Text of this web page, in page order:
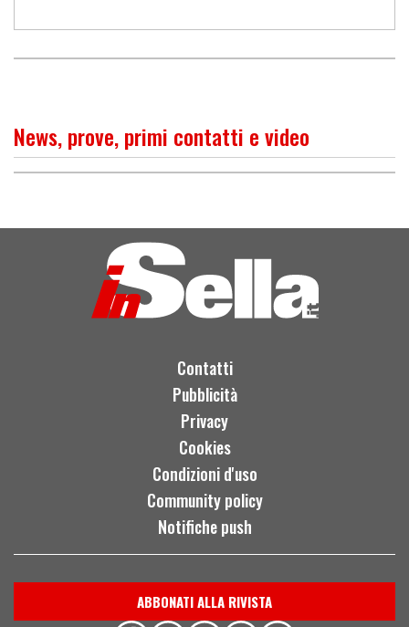
News, prove, primi contatti e video
Tourer: per viaggiare comodi
e veloci
Contatti
Pubblicità
Privacy
Cookies
Condizioni d'uso
Community policy
Notifiche push
ABBONATI ALLA RIVISTA